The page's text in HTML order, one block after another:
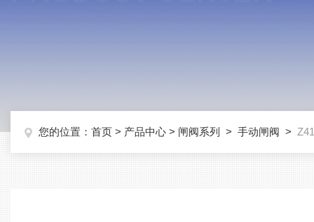
您的位置： 首页 > 产品中心 > 闸阀系列 > 手动闸阀 >